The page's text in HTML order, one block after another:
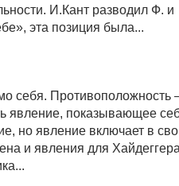
И.Кант разводил Ф. и
эта позиция была...
себя. Противоположность
явление, показывающее
но явление включает в
и явления для